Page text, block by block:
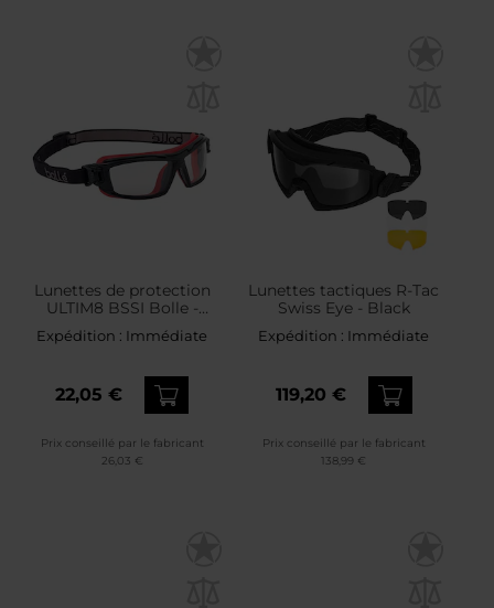
Lunettes de protection
ULTIM8 BSSI Bolle -
Clear/Red/Black
Expédition : Immédiate
22,05 €
Prix conseillé par le fabricant
26,03 €
Lunettes tactiques R-Tac
Swiss Eye - Black
Expédition : Immédiate
119,20 €
Prix conseillé par le fabricant
138,99 €